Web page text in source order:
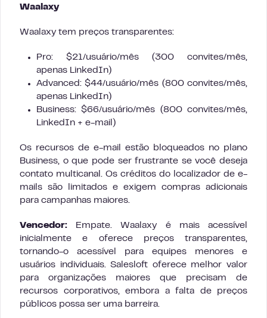
Waalaxy
Waalaxy tem preços transparentes:
Pro: $21/usuário/mês (300 convites/mês,
apenas LinkedIn)
Advanced: $44/usuário/mês (800 convites/mês,
apenas LinkedIn)
Business: $66/usuário/mês (800 convites/mês,
LinkedIn + e-mail)
Os recursos de e-mail estão bloqueados no plano
Business, o que pode ser frustrante se você deseja
contato multicanal. Os créditos do localizador de e-
mails são limitados e exigem compras adicionais
para campanhas maiores.
Vencedor: Empate. Waalaxy é mais acessível
inicialmente e oferece preços transparentes,
tornando-o acessível para equipes menores e
usuários individuais. Salesloft oferece melhor valor
para organizações maiores que precisam de
recursos corporativos, embora a falta de preços
públicos possa ser uma barreira.